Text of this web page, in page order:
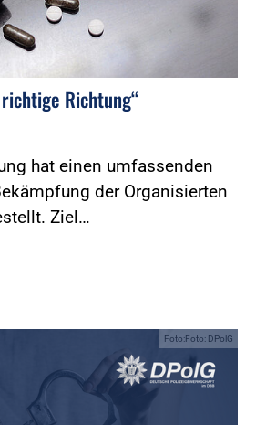
Richtung“
hat einen umfassenden
der Organisierten
Ziel…
Foto:Foto: DPolG